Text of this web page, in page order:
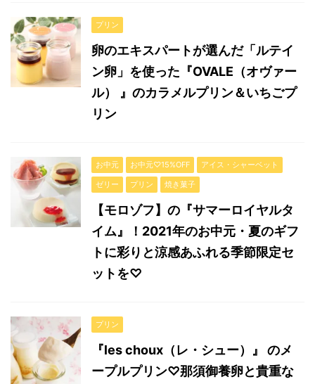
プリン
卵のエキスパートが選んだ「ルテイ
ン卵」を使った『OVALE（オヴァー
ル） 』のカラメルプリン＆いちごプ
リン
お中元 お中元♡15%OFF
アイス・シャーベット
ゼリー
プリン 焼き菓子
【モロゾフ】の『サマーロイヤルタ
イム』！2021年のお中元・夏のギフ
トに彩りと涼感あふれる季節限定セ
ットを♡
プリン
『les choux（レ・シュー）』 のメ
ープルプリン♡那須御養卵と貴重な